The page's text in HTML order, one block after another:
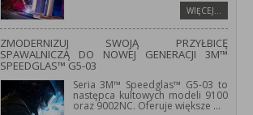
WIĘCEJ…
ZMODERNIZUJ SWOJĄ PRZYŁBICĘ
SPAWALNICZĄ DO NOWEJ GENERACJI 3M™
SPEEDGLAS™ G5-03
Seria 3M™ Speedglas™ G5-03 to
następca kultowych modeli 9100
oraz 9002NC. Oferuje większe ...